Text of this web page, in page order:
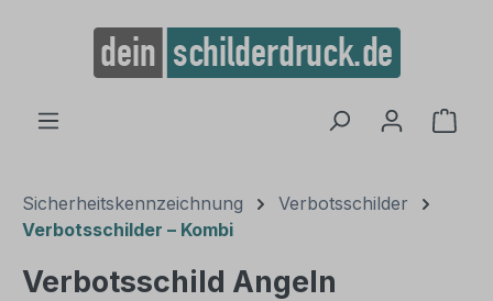
springen
Sicherheitskennzeichnung
Verbotsschilder
Verbotsschilder – Kombi
Verbotsschild Angeln